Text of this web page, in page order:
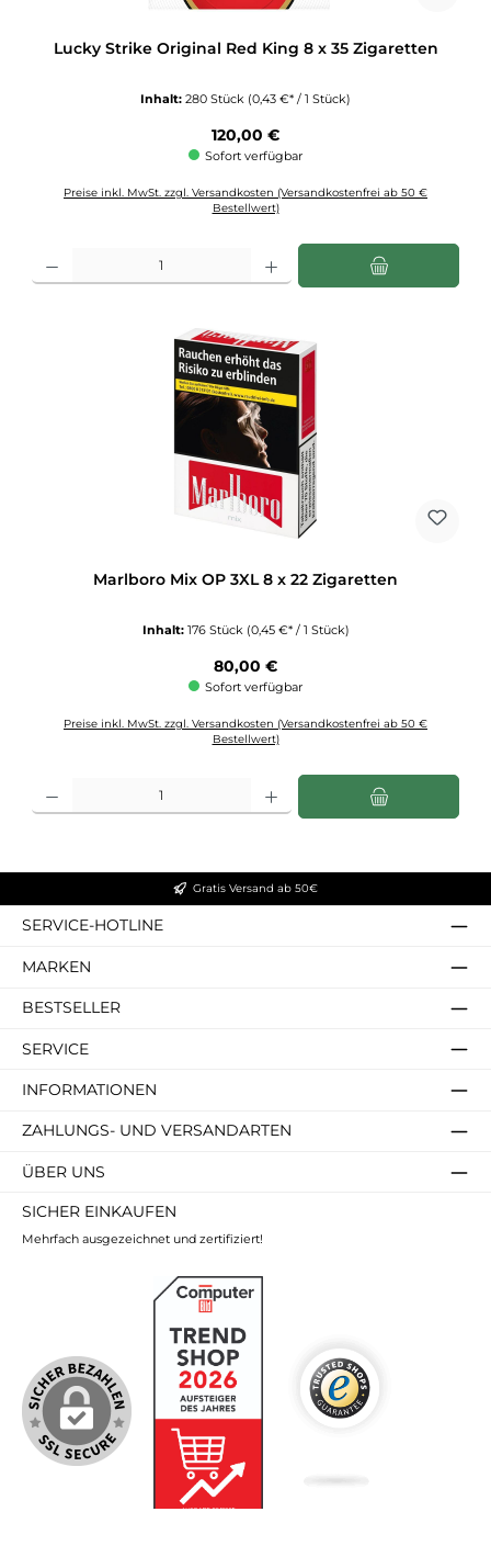
Lucky Strike Original Red King 8 x 35 Zigaretten
Inhalt: 280 Stück (0,43 €* / 1 Stück)
Regulärer Preis:
120,00 €
Sofort verfügbar
Preise inkl. MwSt. zzgl. Versandkosten (Versandkostenfrei ab 50 €
Bestellwert)
Produkt Anzahl: Gib den gewünschten Wert ein oder benutze die Schaltflächen
Marlboro Mix OP 3XL 8 x 22 Zigaretten
Inhalt: 176 Stück (0,45 €* / 1 Stück)
Regulärer Preis:
80,00 €
Sofort verfügbar
Preise inkl. MwSt. zzgl. Versandkosten (Versandkostenfrei ab 50 €
Bestellwert)
Produkt Anzahl: Gib den gewünschten Wert ein oder benutze die Schaltflächen
Gratis Versand ab 50€
SERVICE-HOTLINE
MARKEN
BESTSELLER
SERVICE
INFORMATIONEN
ZAHLUNGS- UND VERSANDARTEN
ÜBER UNS
SICHER EINKAUFEN
Mehrfach ausgezeichnet und zertifiziert!